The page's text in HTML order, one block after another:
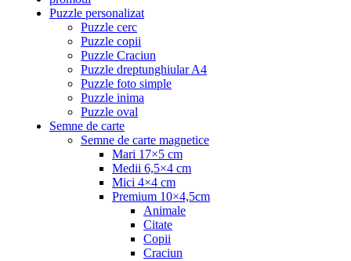
Puzzle personalizat
Puzzle cerc
Puzzle copii
Puzzle Craciun
Puzzle dreptunghiular A4
Puzzle foto simple
Puzzle inima
Puzzle oval
Semne de carte
Semne de carte magnetice
Mari 17×5 cm
Medii 6,5×4 cm
Mici 4×4 cm
Premium 10×4,5cm
Animale
Citate
Copii
Craciun